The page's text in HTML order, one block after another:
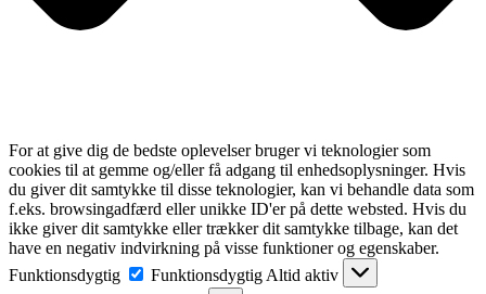
For at give dig de bedste oplevelser bruger vi teknologier som
cookies til at gemme og/eller få adgang til enhedsoplysninger. Hvis
du giver dit samtykke til disse teknologier, kan vi behandle data som
f.eks. browsingadfærd eller unikke ID'er på dette websted. Hvis du
ikke giver dit samtykke eller trækker dit samtykke tilbage, kan det
have en negativ indvirkning på visse funktioner og egenskaber.
Funktionsdygtig
Funktionsdygtig Altid aktiv